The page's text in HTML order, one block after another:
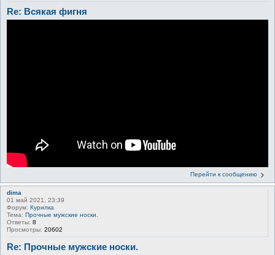
Re: Всякая фигня
Перейти к сообщению
dima
01 май 2021, 23:39
Форум: Курилка
Тема: Прочные мужские носки.
Ответы: 8
Просмотры: 20602
Re: Прочные мужские носки.